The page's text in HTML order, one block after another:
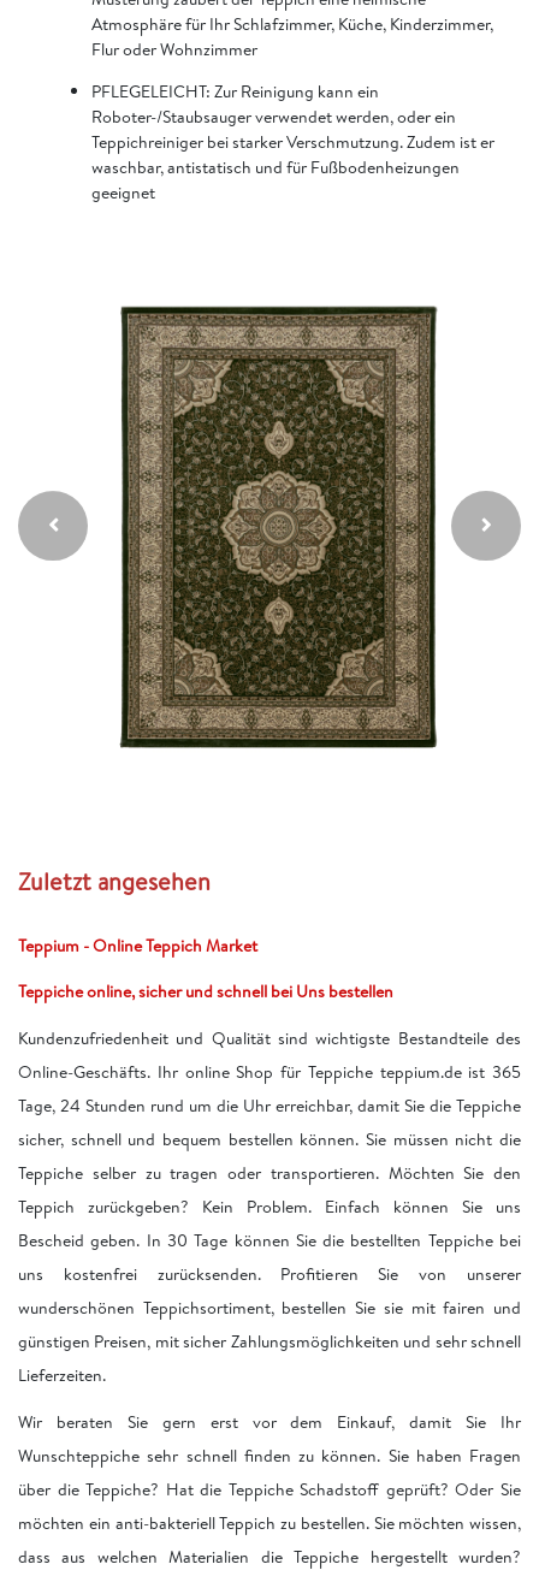
Atmosphäre für Ihr Schlafzimmer, Küche, Kinderzimmer,
Flur oder Wohnzimmer
PFLEGELEICHT: Zur Reinigung kann ein
Roboter-/Staubsauger verwendet werden, oder ein
Teppichreiniger bei starker Verschmutzung. Zudem ist er
waschbar, antistatisch und für Fußbodenheizungen
geeignet
Zuletzt angesehen
Teppium - Online Teppich Market
Teppiche online, sicher und schnell bei Uns bestellen
Kundenzufriedenheit und Qualität sind wichtigste Bestandteile des
Online-Geschäfts. Ihr online Shop für Teppiche teppium.de ist 365
Tage, 24 Stunden rund um die Uhr erreichbar, damit Sie die Teppiche
sicher, schnell und bequem bestellen können. Sie müssen nicht die
Teppiche selber zu tragen oder transportieren. Möchten Sie den
Teppich zurückgeben? Kein Problem. Einfach können Sie uns
Bescheid geben. In 30 Tage können Sie die bestellten Teppiche bei
uns kostenfrei zurücksenden. Profitieren Sie von unserer
wunderschönen Teppichsortiment, bestellen Sie sie mit fairen und
günstigen Preisen, mit sicher Zahlungsmöglichkeiten und sehr schnell
Lieferzeiten.
Wir beraten Sie gern erst vor dem Einkauf, damit Sie Ihr
Wunschteppiche sehr schnell finden zu können. Sie haben Fragen
über die Teppiche? Hat die Teppiche Schadstoff geprüft? Oder Sie
möchten ein anti-bakteriell Teppich zu bestellen. Sie möchten wissen,
dass aus welchen Materialien die Teppiche hergestellt wurden?